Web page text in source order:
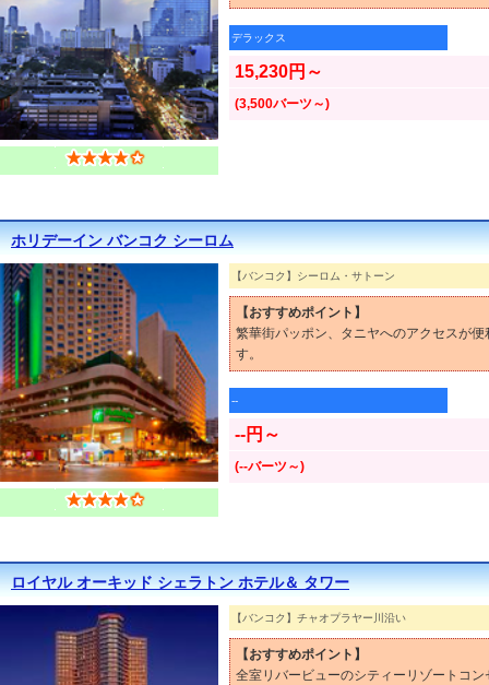
デラックス
15,230円～
(3,500バーツ～)
ホリデーイン バンコク シーロム
【バンコク】シーロム・サトーン
【おすすめポイント】
繁華街パッポン、タニヤへのアクセスが
す。
--
--円～
(--バーツ～)
ロイヤル オーキッド シェラトン ホテル＆ タワー
【バンコク】チャオプラヤー川沿い
【おすすめポイント】
全室リバービューのシティーリゾートコ